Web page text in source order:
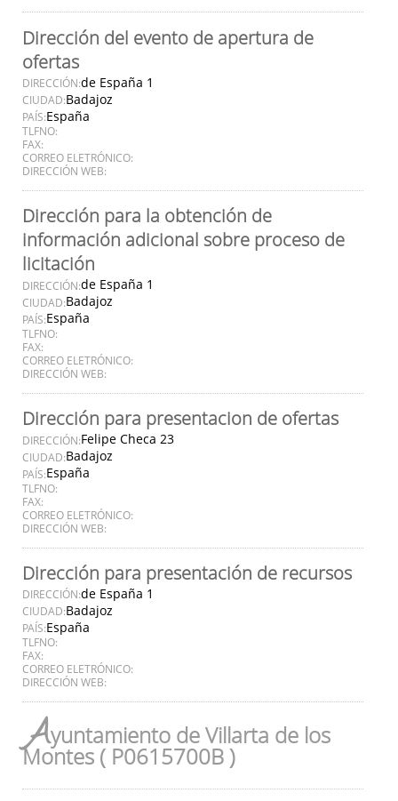
Dirección del evento de apertura de
ofertas
DIRECCIÓN:de España 1
CIUDAD:Badajoz
PAÍS:España
TLFNO:
FAX:
CORREO ELETRÓNICO:
DIRECCIÓN WEB:
Dirección para la obtención de
información adicional sobre proceso de
licitación
DIRECCIÓN:de España 1
CIUDAD:Badajoz
PAÍS:España
TLFNO:
FAX:
CORREO ELETRÓNICO:
DIRECCIÓN WEB:
Dirección para presentacion de ofertas
DIRECCIÓN:Felipe Checa 23
CIUDAD:Badajoz
PAÍS:España
TLFNO:
FAX:
CORREO ELETRÓNICO:
DIRECCIÓN WEB:
Dirección para presentación de recursos
DIRECCIÓN:de España 1
CIUDAD:Badajoz
PAÍS:España
TLFNO:
FAX:
CORREO ELETRÓNICO:
DIRECCIÓN WEB:
Ayuntamiento de Villarta de los
Montes ( P0615700B )